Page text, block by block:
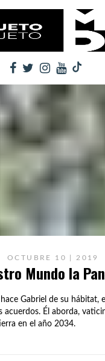
OCTUBRE 10 | 2019
Mundo la
Gabriel de su hábitat,
acuerdos. Él aborda,
en el año 2034.